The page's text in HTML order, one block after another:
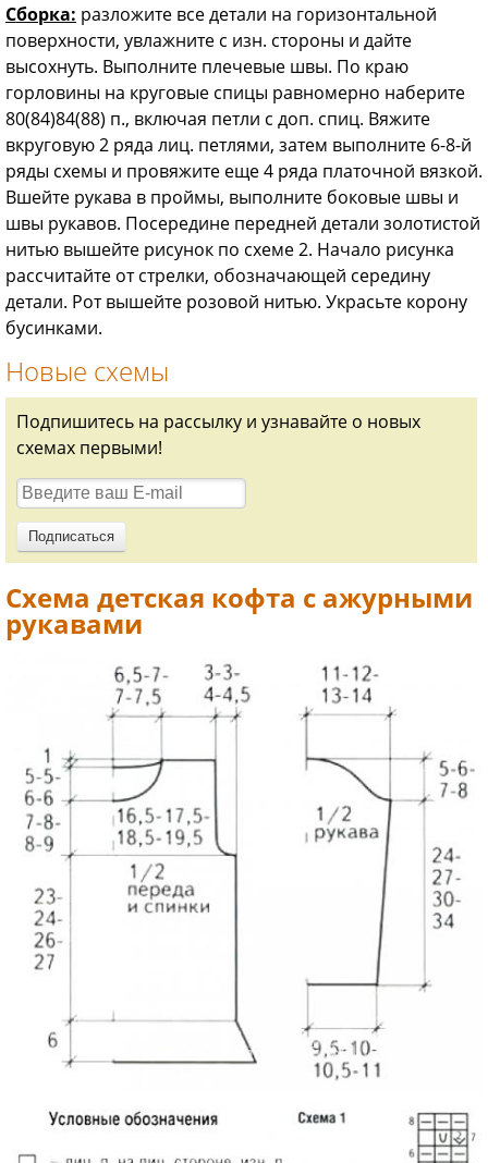
Сборка: разложите все детали на горизонтальной
поверхности, увлажните с изн. стороны и дайте
высохнуть. Выполните плечевые швы. По краю
горловины на круговые спицы равномерно наберите
80(84)84(88) п., включая петли с доп. спиц. Вяжите
вкруговую 2 ряда лиц. петлями, затем выполните 6-8-й
ряды схемы и провяжите еще 4 ряда платочной вязкой.
Вшейте рукава в проймы, выполните боковые швы и
швы рукавов. Посередине передней детали золотистой
нитью вышейте рисунок по схеме 2. Начало рисунка
рассчитайте от стрелки, обозначающей середину
детали. Рот вышейте розовой нитью. Украсьте корону
бусинками.
Новые схемы
Подпишитесь на рассылку и узнавайте о новых
схемах первыми!
Схема детская кофта с ажурными
рукавами